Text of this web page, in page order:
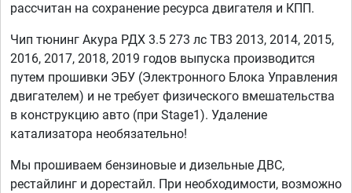
рассчитан на сохранение ресурса двигателя и КПП.
Чип тюнинг Акура РДХ 3.5 273 лс TB3 2013, 2014, 2015,
2016, 2017, 2018, 2019 годов выпуска производится
путем прошивки ЭБУ (Электронного Блока Управления
двигателем) и не требует физического вмешательства
в конструкцию авто (при Stage1). Удаление
катализатора необязательно!
Мы прошиваем бензиновые и дизельные ДВС,
рестайлинг и дорестайл. При необходимости, возможно